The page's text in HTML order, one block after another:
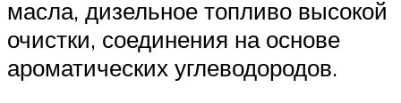
масла, дизельное топливо высокой
очистки, соединения на основе
ароматических углеводородов.